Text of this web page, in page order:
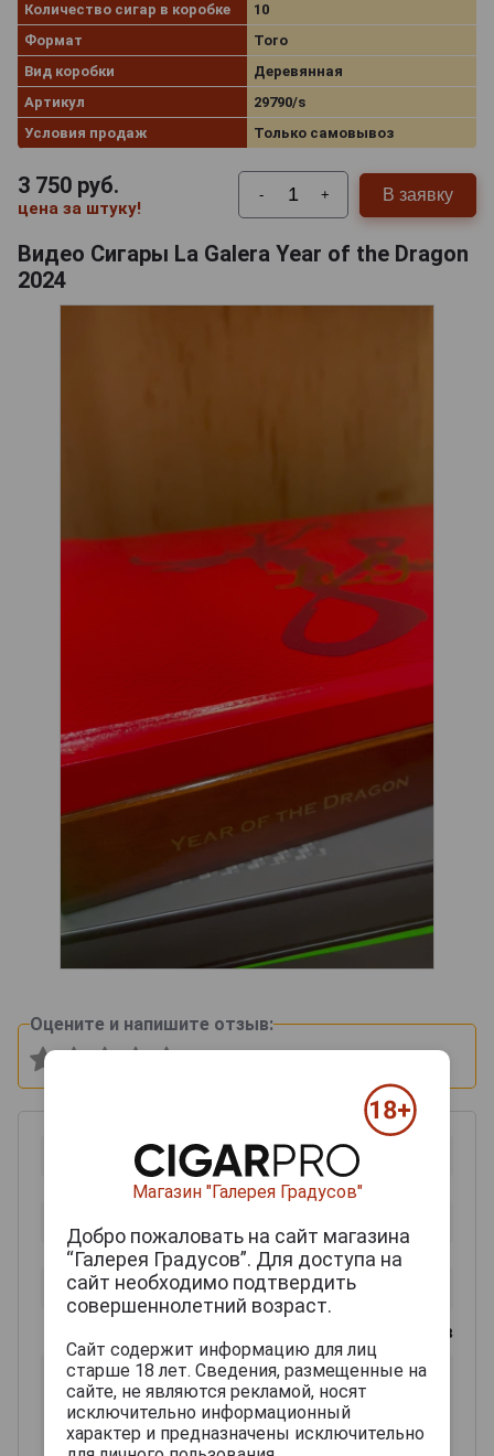
Количество сигар в коробке
10
Формат
Toro
Вид коробки
Деревянная
Артикул
29790/s
Условия продаж
Только самовывоз
3 750 руб.
цена за штуку!
- + В заявку
Видео Сигары La Galera Year of the Dragon
2024
Оцените и напишите отзыв:
из 2000 знаков
Магазин "Галерея Градусов"
Добро пожаловать на сайт магазина
“Галерея Градусов”. Для доступа на
сайт необходимо подтвердить
совершеннолетний возраст.
Сайт содержит информацию для лиц
старше 18 лет. Сведения, размещенные на
сайте, не являются рекламой, носят
исключительно информационный
характер и предназначены исключительно